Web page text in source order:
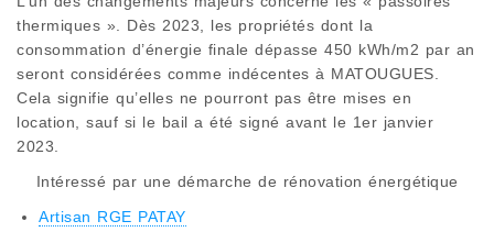
thermiques ». Dès 2023, les propriétés dont la
consommation d’énergie finale dépasse 450 kWh/m2 par an
seront considérées comme indécentes à MATOUGUES.
Cela signifie qu’elles ne pourront pas être mises en
location, sauf si le bail a été signé avant le 1er janvier
2023.
Intéressé par une démarche de rénovation énergétique
Artisan RGE PATAY